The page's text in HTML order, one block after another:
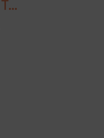
ATTERRISSAGE EN DOUCEUR POUR LES TAUX EN 2024